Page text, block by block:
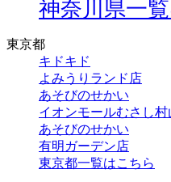
神奈川県一
東京都
キドキド
よみうりランド店
あそびのせかい
イオンモールむさし村
あそびのせかい
有明ガーデン店
東京都一覧はこちら